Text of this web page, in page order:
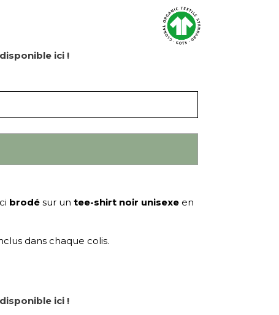
disponible ici !
brodé sur un tee-shirt noir unisexe en
dans chaque colis.
disponible ici !